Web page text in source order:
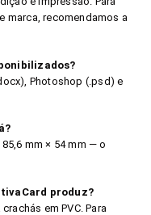
marca, recomendamos a
Photoshop (.psd) e
mm × 54 mm — o
produz?
em PVC. Para